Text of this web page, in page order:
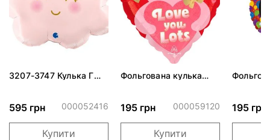
3207-3747 Кулька Г
595 грн 000052416
Купити
Фольгована кулька
195 грн 000059120
Купити
195 грн